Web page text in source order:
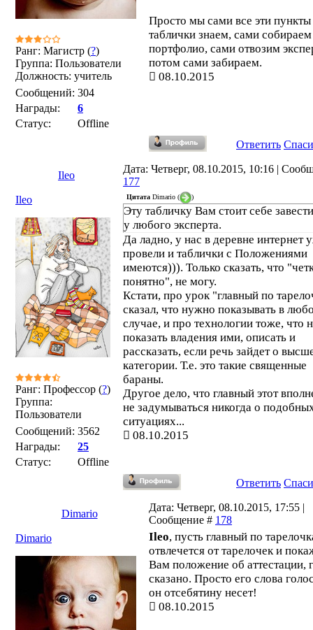
Ранг: Магистр (?)
Группа: Пользователи
Должность: учитель
Сообщений: 304
Награды:
6
Статус:
Offline
Просто мы сами все эти пункты
таблички знаем, сами собираем
портфолио, сами отвозим
потом сами забираем.
08.10.2015
Ответить
Ileo
Дата: Четверг, 08.10.2015, 10:16 |
177
Ileo
Ранг: Профессор (?)
Группа:
Пользователи
Сообщений: 3562
Награды:
25
Статус:
Offline
Цитата Dimario ( )
Эту табличку Вам стоит себе
у любого эксперта.
Да ладно, у нас в деревне интернет
провели и таблички с Положениями
имеются))). Только сказать, что
понятно", не могу.
Кстати, про урок "главный по
сказал, что нужно показывать в
случае, и про технологии тоже, что
показать владения ими, описать и
рассказать, если речь зайдет о
категории. Т.е. это такие священные
бараны.
Другое дело, что главный этот
не задумываться никогда о
ситуациях...
08.10.2015
Ответить
Dimario
Дата: Четверг, 08.10.2015, 17:55 |
Сообщение # 178
Dimario
Ileo, пусть главный по
отвлечется от тарелочек и
Вам положение об аттестации,
сказано. Просто его слова
он отсебятину несет!
08.10.2015